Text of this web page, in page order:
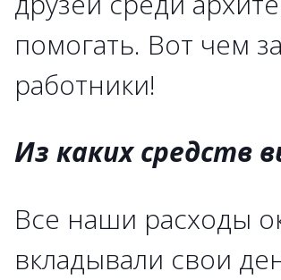
помогать. Вот чем
работники!
Из каких средств
Все наши расходы
вкладывали свои